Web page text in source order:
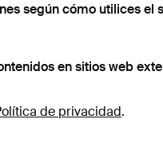
pino,
según cómo utilices el
en sitios web
de privacidad.